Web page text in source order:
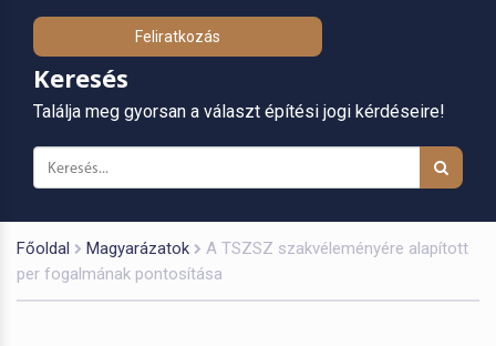
Feliratkozás
Keresés
Találja meg gyorsan a választ építési jogi kérdéseire!
Főoldal Magyarázatok
A TSZSZ szakvéleményére alapított
per fogalmának pontosítása